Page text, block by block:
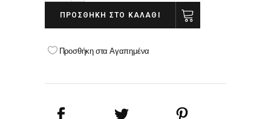
&
Matte
quantity
ΠΡΟΣΘΉΚΗ ΣΤΟ ΚΑΛΆΘΙ
Προσθήκη στα Αγαπημένα